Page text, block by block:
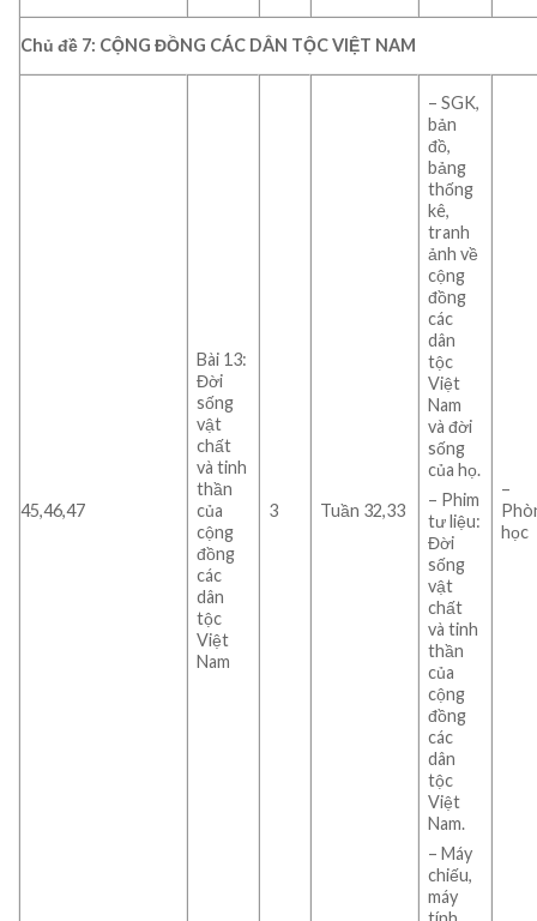
Chủ đề 7: CỘNG ĐỒNG CÁC DÂN TỘC VIỆT NAM
45,46,47
Bài 13:
Đời
sống
vật
chất
và tinh
thần
của
cộng
đồng
các
dân
tộc
Việt
Nam
3 Tuần 32,33
– SGK,
bản
đồ,
bảng
thống
kê,
tranh
ảnh về
cộng
đồng
các
dân
tộc
Việt
Nam
và đời
sống
của họ.
– Phim
tư liệu:
Đời
sống
vật
chất
và tinh
thần
của
cộng
đồng
các
dân
tộc
Việt
Nam.
– Máy
chiếu,
máy
–
học